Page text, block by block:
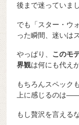
後まで迷っていま
でも「スター・ウ
った瞬間、迷いは
やっぱり、 このモ
界観は何にも代え
もちろんスペック
上に感じるのは
もし贅沢を言える